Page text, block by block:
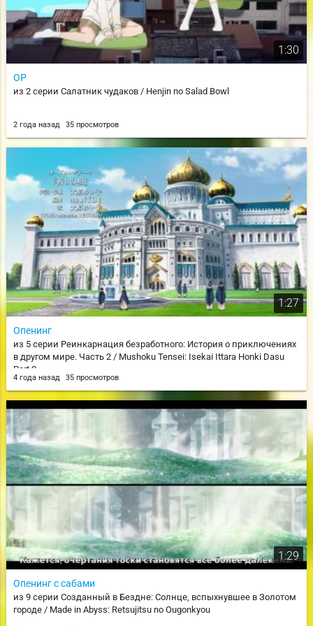
1:30
OP
из 2 серии Салатник чудаков / Henjin no Salad Bowl
2 года назад 35 просмотров
1:27
Опенинг
из 5 серии Реинкарнация безработного: История о приключениях
в другом мире. Часть 2 / Mushoku Tensei: Isekai Ittara Honki Dasu
Part 2
4 года назад 35 просмотров
1:29
Опенинг с сабами
из 9 серии Созданный в Бездне: Солнце, вспыхнувшее в Золотом
городе / Made in Abyss: Retsujitsu no Ougonkyou